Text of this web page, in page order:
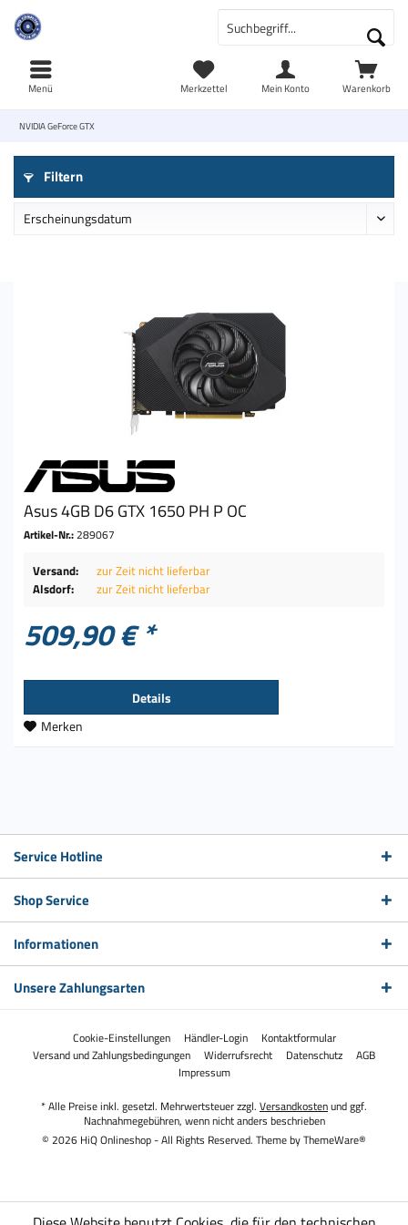
Warenkorb
Merkzettel Mein Konto
Menü
NVIDIA GeForce GTX
Filtern
Asus 4GB D6 GTX 1650 PH P OC
Artikel-Nr.:289067
Versand:
zur Zeit nicht lieferbar
Alsdorf:
zur Zeit nicht lieferbar
509,90 € *
Details
Merken
Service Hotline
Shop Service
Informationen
Unsere Zahlungsarten
Cookie-Einstellungen Händler-Login
Kontaktformular
Versand und Zahlungsbedingungen
Widerrufsrecht Datenschutz
AGB
Impressum
* Alle Preise inkl. gesetzl. Mehrwertsteuer zzgl. Versandkostenund ggf.
Nachnahmegebühren, wenn nicht anders beschrieben
© 2026 HiQ Onlineshop - All Rights Reserved. Theme byThemeWare®